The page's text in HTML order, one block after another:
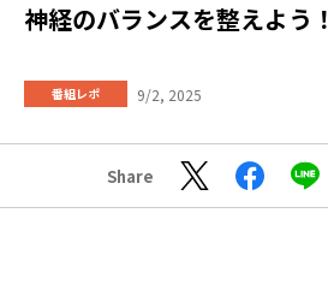
神経のバランスを整えよう！
番組レポ 9/2, 2025
Share